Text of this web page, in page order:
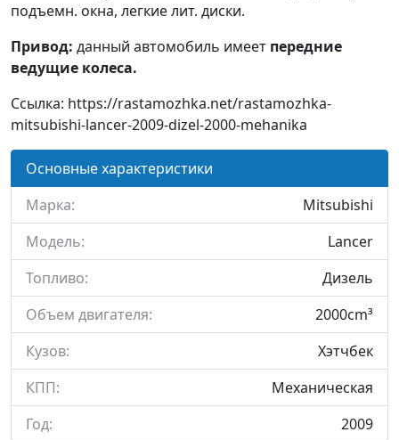
подъемн. окна, легкие лит. диски.
Привод: данный автомобиль имеет передние
ведущие колеса.
Ссылка: https://rastamozhka.net/rastamozhka-
mitsubishi-lancer-2009-dizel-2000-mehanika
Основные характеристики
Марка:
Mitsubishi
Модель:
Lancer
Топливо:
Дизель
Объем двигателя:
2000cm³
Кузов:
Хэтчбек
КПП:
Механическая
Год:
2009